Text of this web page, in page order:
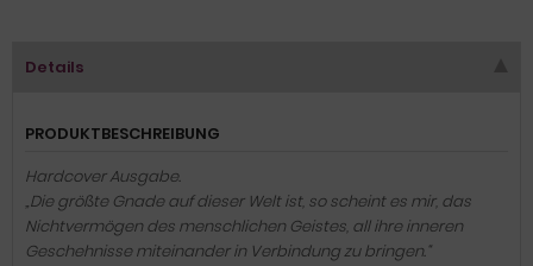
Details
PRODUKTBESCHREIBUNG
Hardcover Ausgabe.
„Die größte Gnade auf dieser Welt ist, so scheint es mir, das
Nichtvermögen des menschlichen Geistes, all ihre inneren
Geschehnisse miteinander in Verbindung zu bringen.“